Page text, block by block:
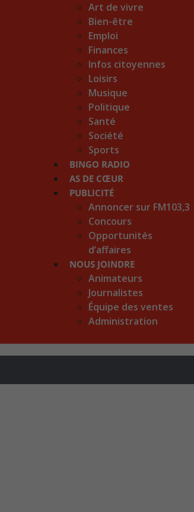
Art de vivre
Bien-être
Emploi
Finances
Infos citoyennes
Loisirs
Musique
Politique
Santé
Société
Sports
BINGO RADIO
AS DE CŒUR
PUBLICITÉ
Annoncer sur FM103,3
Concours
Opportunités
d’affaires
NOUS JOINDRE
Animateurs
Journalistes
Équipe des ventes
Administration